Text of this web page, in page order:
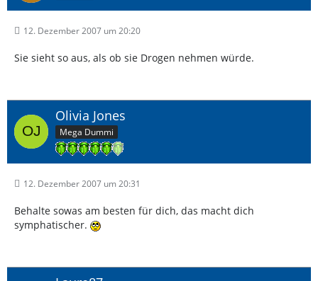
12. Dezember 2007 um 20:20
Sie sieht so aus, als ob sie Drogen nehmen würde.
Olivia Jones
Mega Dummi
12. Dezember 2007 um 20:31
Behalte sowas am besten für dich, das macht dich
symphatischer.